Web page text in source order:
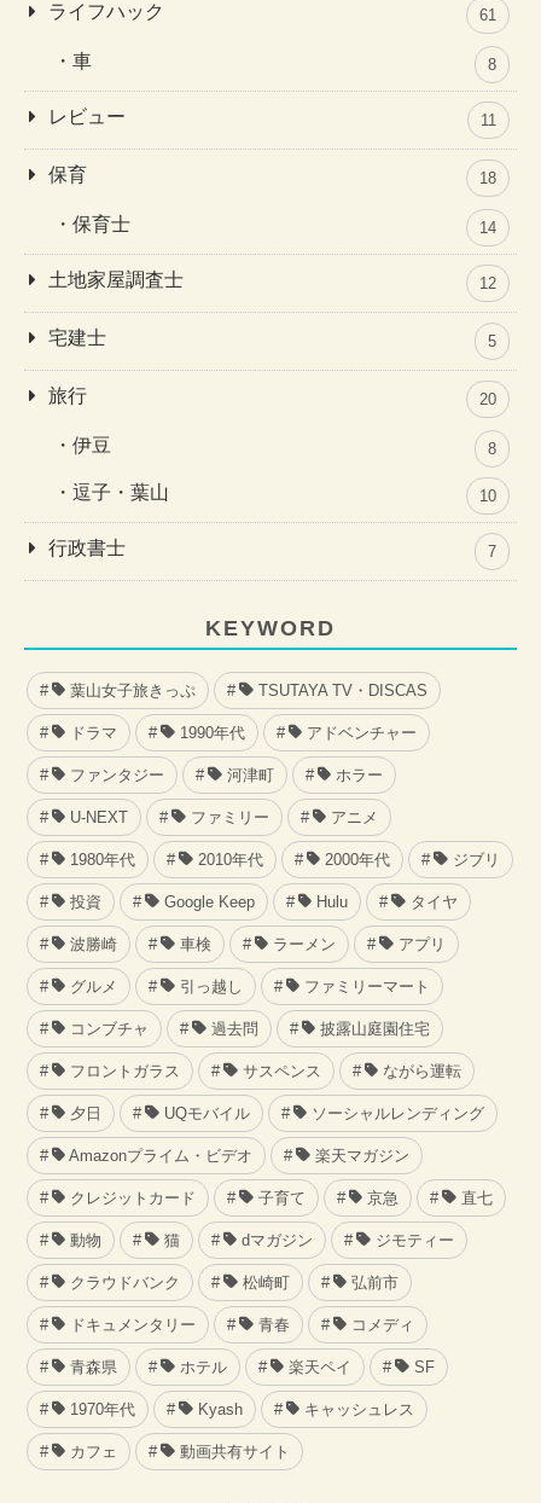
ライフハック 61
車 8
レビュー 11
保育 18
保育士 14
土地家屋調査士 12
宅建士 5
旅行 20
伊豆 8
逗子・葉山 10
行政書士 7
KEYWORD
葉山女子旅きっぷ TSUTAYA TV・DISCAS
ドラマ 1990年代 アドベンチャー
ファンタジー 河津町 ホラー
U-NEXT ファミリー アニメ
1980年代 2010年代 2000年代 ジブリ
投資 Google Keep Hulu タイヤ
波勝崎 車検 ラーメン アプリ
グルメ 引っ越し ファミリーマート
コンブチャ 過去問 披露山庭園住宅
フロントガラス サスペンス ながら運転
夕日 UQモバイル ソーシャルレンディング
Amazonプライム・ビデオ 楽天マガジン
クレジットカード 子育て 京急 直七
動物 猫 dマガジン ジモティー
クラウドバンク 松崎町 弘前市
ドキュメンタリー 青春 コメディ
青森県 ホテル 楽天ペイ SF
1970年代 Kyash キャッシュレス
カフェ 動画共有サイト